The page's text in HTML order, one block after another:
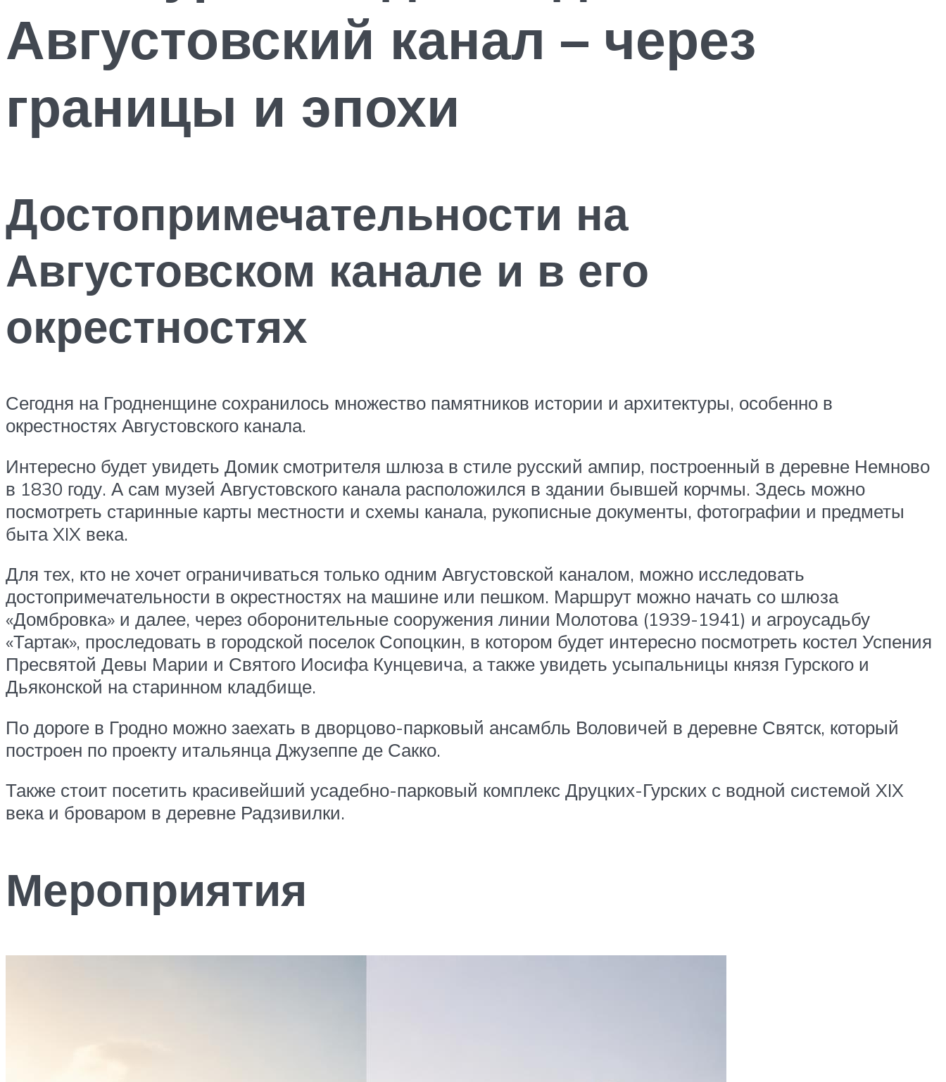
Августовский канал – через
границы и эпохи
Достопримечательности на
Августовском канале и в его
окрестностях
Сегодня на Гродненщине сохранилось множество памятников истории и архитектуры, особенно в
окрестностях Августовского канала.
Интересно будет увидеть Домик смотрителя шлюза в стиле русский ампир, построенный в деревне Немново
в 1830 году. А сам музей Августовского канала расположился в здании бывшей корчмы. Здесь можно
посмотреть старинные карты местности и схемы канала, рукописные документы, фотографии и предметы
быта XIX века.
Для тех, кто не хочет ограничиваться только одним Августовской каналом, можно исследовать
достопримечательности в окрестностях на машине или пешком. Маршрут можно начать со шлюза
«Домбровка» и далее, через оборонительные сооружения линии Молотова (1939-1941) и агроусадьбу
«Тартак», проследовать в городской поселок Сопоцкин, в котором будет интересно посмотреть костел Успения
Пресвятой Девы Марии и Святого Иосифа Кунцевича, а также увидеть усыпальницы князя Гурского и
Дьяконской на старинном кладбище.
По дороге в Гродно можно заехать в дворцово-парковый ансамбль Воловичей в деревне Святск, который
построен по проекту итальянца Джузеппе де Сакко.
Также стоит посетить красивейший усадебно-парковый комплекс Друцких-Гурских с водной системой XIX
века и броваром в деревне Радзивилки.
Мероприятия